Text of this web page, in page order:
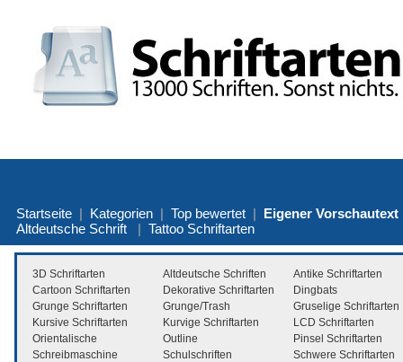
Startseite | Kategorien | Top bewertet | Eigener Vorschautext
Altdeutsche Schrift | Tattoo Schriftarten
3D Schriftarten Altdeutsche Schriften
Antike Schriftarten
Cartoon Schriftarten
Dekorative Schriftarten
Dingbats
Grunge Schriftarten
Grunge/Trash
Gruselige Schriftarten
Kursive Schriftarten
Kurvige Schriftarten
LCD Schriftarten
Orientalische
Outline
Pinsel Schriftarten
Schreibmaschine
Schulschriften
Schwere Schriftarten